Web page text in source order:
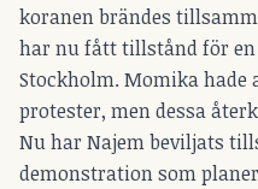
koranen brändes
har nu fått tillstånd för
Stockholm. Momika
protester, men dessa
Nu har Najem beviljats
demonstration som